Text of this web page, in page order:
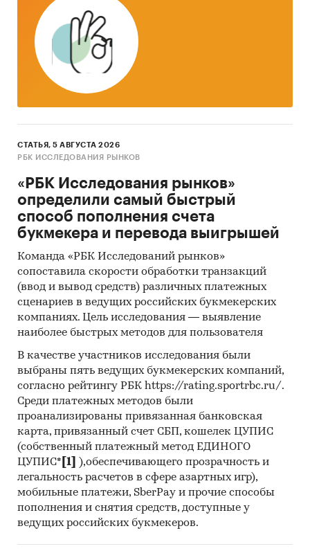
СТАТЬЯ, 5 АВГУСТА 2026
РБК ИССЛЕДОВАНИЯ РЫНКОВ
«РБК Исследования рынков»
определили самый быстрый
способ пополнения счета
букмекера и перевода выигрышей
Команда «РБК Исследований рынков»
сопоставила скорости обработки транзакций
(ввод и вывод средств) различных платежных
сценариев в ведущих российских букмекерских
компаниях. Цель исследования — выявление
наиболее быстрых методов для пользователя
В качестве участников исследования были
выбраны пять ведущих букмекерских компаний,
согласно рейтингу РБК https://rating.sportrbc.ru/.
Среди платежных методов были
проанализированы привязанная банковская
карта, привязанный счет СБП, кошелек ЦУПИС
(собственный платежный метод ЕДИНОГО
ЦУПИС* [1]
),обеспечивающего прозрачность и
легальность расчетов в сфере азартных игр),
мобильные платежи, SberPay и прочие способы
пополнения и снятия средств, доступные у
ведущих российских букмекеров.